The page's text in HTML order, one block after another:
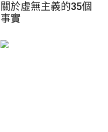
關於虛無主義的35個
事實